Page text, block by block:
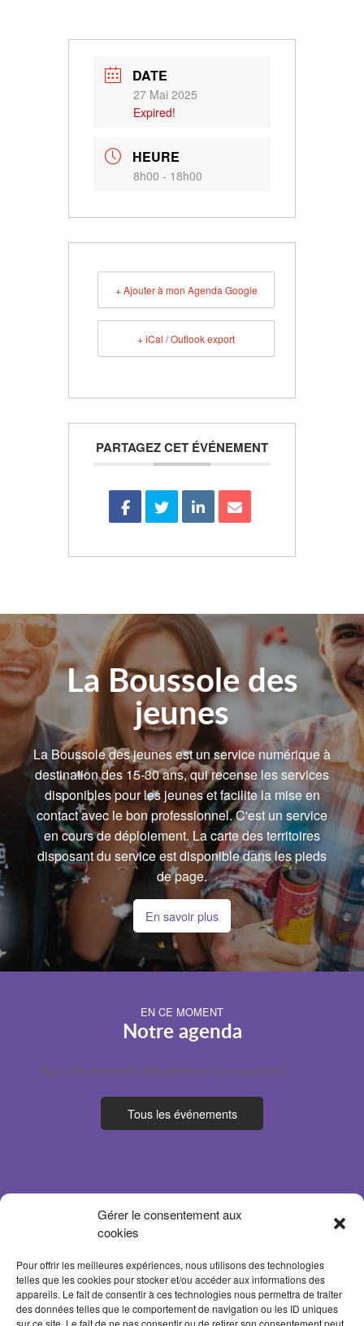
Gérer le consentement aux
cookies
Pour offrir les meilleures expériences, nous utilisons des technologies
telles que les cookies pour stocker et/ou accéder aux informations des
appareils. Le fait de consentir à ces technologies nous permettra de traiter
des données telles que le comportement de navigation ou les ID uniques
sur ce site. Le fait de ne pas consentir ou de retirer son consentement peut
DATE
27 Mai 2025
Expired!
HEURE
8h00 - 18h00
+ Ajouter à mon Agenda Google
+ iCal / Outlook export
PARTAGEZ CET ÉVÉNEMENT
La Boussole des
jeunes
La Boussole des jeunes est un service numérique à
destination des 15-30 ans, qui recense les services
disponibles pour les jeunes et facilite la mise en
contact avec le bon professionnel. C'est un service
en cours de déploiement. La carte des territoires
disposant du service est disponible dans les pieds
de page.
En savoir plus
EN CE MOMENT
Notre agenda
Pas d'événement actuellement programmé.
Tous les événements